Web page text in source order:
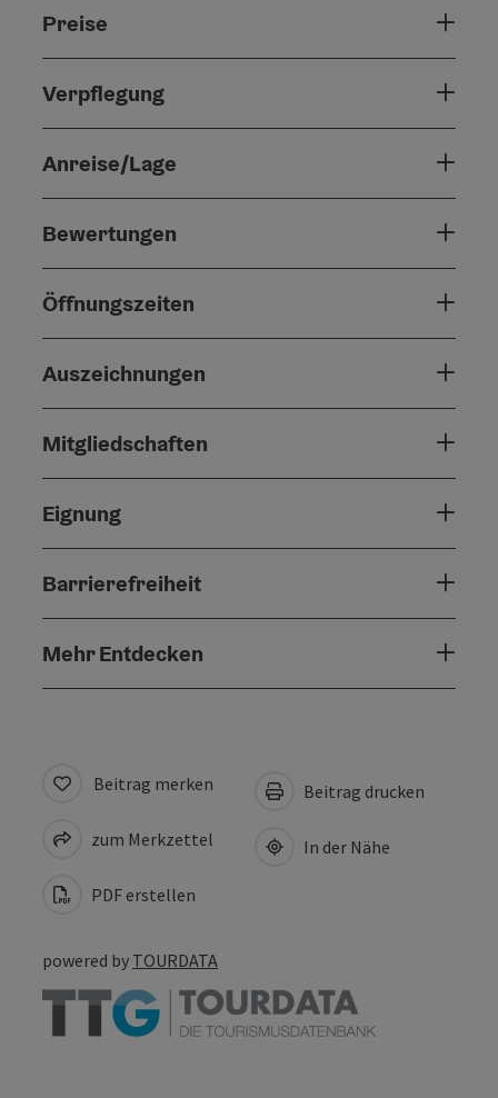
Preise
Verpflegung
Anreise/Lage
Bewertungen
Öffnungszeiten
Auszeichnungen
Mitgliedschaften
Eignung
Barrierefreiheit
Mehr Entdecken
Beitrag merken
zum Merkzettel
PDF erstellen
Beitrag drucken
In der Nähe
powered by TOURDATA